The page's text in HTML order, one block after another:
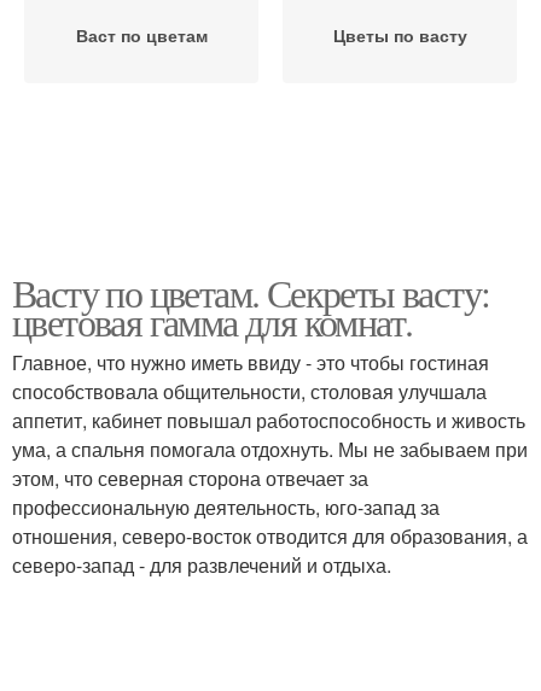
Васт по цветам Цветы по васту
Васту по цветам. Секреты васту:
цветовая гамма для комнат.
Главное, что нужно иметь ввиду - это чтобы гостиная
способствовала общительности, столовая улучшала
аппетит, кабинет повышал работоспособность и живость
ума, а спальня помогала отдохнуть. Мы не забываем при
этом, что северная сторона отвечает за
профессиональную деятельность, юго-запад за
отношения, северо-восток отводится для образования, а
северо-запад - для развлечений и отдыха.